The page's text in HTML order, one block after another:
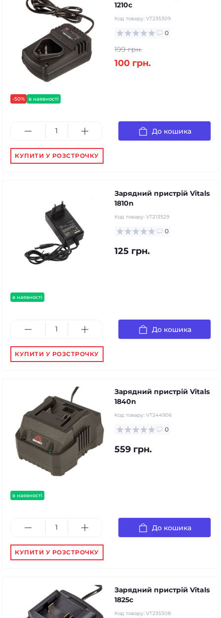
-50% в наявності
1210c
Код товару: VT235309
0
199 грн.
100 грн.
До кошика
КУПИТИ У РОЗСТРОЧКУ
в наявності
Зарядний пристрій Vitals
1810n
Код товару: VT213529
0
125 грн.
До кошика
КУПИТИ У РОЗСТРОЧКУ
в наявності
Зарядний пристрій Vitals
1840n
Код товару: VT244906
0
559 грн.
До кошика
КУПИТИ У РОЗСТРОЧКУ
Зарядний пристрій Vitals
1825c
Код товару: VT235308